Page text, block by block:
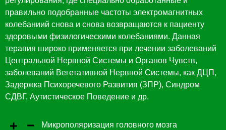
правильно подобранные частоты электромагнитных
колебаниий снова и снова возвращаются к пациенту
здоровыми физилогическими колебаниями. Данная
терапия широко применяется при лечении заболеваний
Центральной Нервной Системы и Органов Чувств,
заболеваний Вегетативной Нервной Системы, как ДЦП,
Задержка Психоречевого Развития (ЗПР), Синдром
СДВГ, Аутистическое Поведение и др.
Микрополяризация головного мозга